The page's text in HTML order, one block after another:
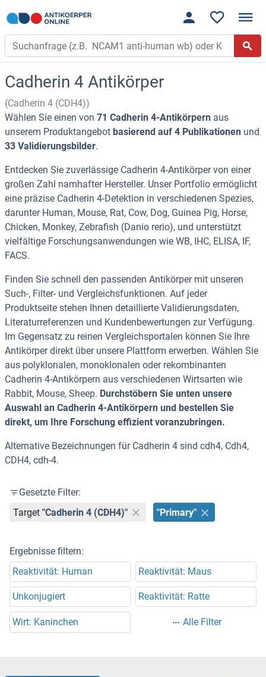
Cadherin 4 Antikörper
(Cadherin 4 (CDH4))
Wählen Sie einen von 71 Cadherin 4-Antikörpern aus
unserem Produktangebot basierend auf 4 Publikationen und
33 Validierungsbilder.
Entdecken Sie zuverlässige Cadherin 4-Antikörper von einer
großen Zahl namhafter Hersteller. Unser Portfolio ermöglicht
eine präzise Cadherin 4-Detektion in verschiedenen Spezies,
darunter Human, Mouse, Rat, Cow, Dog, Guinea Pig, Horse,
Chicken, Monkey, Zebrafish (Danio rerio), und unterstützt
vielfältige Forschungsanwendungen wie WB, IHC, ELISA, IF,
FACS.
Finden Sie schnell den passenden Antikörper mit unseren
Such-, Filter- und Vergleichsfunktionen. Auf jeder
Produktseite stehen Ihnen detaillierte Validierungsdaten,
Literaturreferenzen und Kundenbewertungen zur Verfügung.
Im Gegensatz zu reinen Vergleichsportalen können Sie Ihre
Antikörper direkt über unsere Plattform erwerben. Wählen Sie
aus polyklonalen, monoklonalen oder rekombinanten
Cadherin 4-Antikörpern aus verschiedenen Wirtsarten wie
Rabbit, Mouse, Sheep. Durchstöbern Sie unten unsere
Auswahl an Cadherin 4-Antikörpern und bestellen Sie
direkt, um Ihre Forschung effizient voranzubringen.
Alternative Bezeichnungen für Cadherin 4 sind cdh4, Cdh4,
CDH4, cdh-4.
Gesetzte Filter:
Target "Cadherin 4 (CDH4)" "Primary"
Ergebnisse filtern:
Reaktivität: Human
Reaktivität: Maus
Unkonjugiert Reaktivität: Ratte
Wirt: Kaninchen Alle Filter